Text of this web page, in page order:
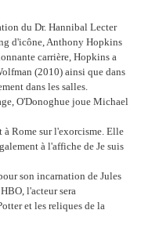
du Dr. Hannibal Lecter
d'icône, Anthony Hopkins
carrière, Hopkins a
(2010) ainsi que dans
dans les salles.
O'Donoghue joue Michael
Rome sur l'exorcisme. Elle
à l'affiche de Je suis
son incarnation de Jules
l'acteur sera
et les reliques de la